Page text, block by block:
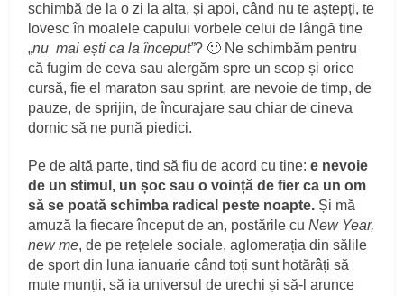
schimbă de la o zi la alta, și apoi, când nu te aștepți, te
lovesc în moalele capului vorbele celui de lângă tine
„nu mai ești ca la început”? 🙂 Ne schimbăm pentru
că fugim de ceva sau alergăm spre un scop și orice
cursă, fie el maraton sau sprint, are nevoie de timp, de
pauze, de sprijin, de încurajare sau chiar de cineva
dornic să ne pună piedici.
Pe de altă parte, tind să fiu de acord cu tine:e nevoie
de un stimul, un șoc sau o voință de fier ca un om
să se poată schimba radical peste noapte. Și mă
amuză la fiecare început de an, postările cuNew Year,
new me, de pe rețelele sociale, aglomerația din sălile
de sport din luna ianuarie când toți sunt hotărâți să
mute munții, să ia universul de urechi și să-l arunce